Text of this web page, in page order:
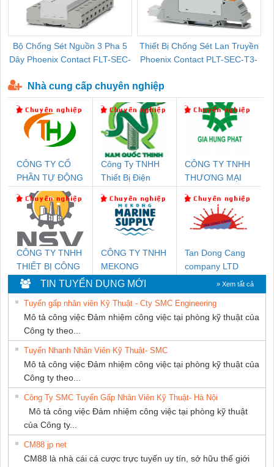
Bộ Chống Sét Nguồn 3 Pha 5
Dây Phoenix Contact FLT-SEC-
Thiết Bị Chống Sét Lan Truyền
Phoenix Contact PLT-SEC-T3-
Nhà cung cấp chuyên nghiệp
CÔNG TY CỔ
PHẦN TỰ ĐỘNG
TIẾN HƯNG
Công Ty TNHH
Thiết Bị Điện
CÔNG TY TNHH
THƯƠNG MẠI
THUẬT ĐIỆN CƠ
GIA HƯNG
PHÁT
CÔNG TY TNHH
THIẾT BỊ CÔNG
NGHIỆP NIHON
SETSUBI VIỆT
NAM
CÔNG TY TNHH
MEKONG
MARINE
SUPPLY
Tan Dong Cang
company LTD
TIN TUYỂN DỤNG MỚI » Xem tất cả
Tuyển gấp nhân viên Kỹ Thuật - Cty SMC Engineering
Mô tả công việc Đảm nhiệm công việc tại phòng kỹ thuật của
Công ty theo...
Tuyển Nhanh Nhân Viên Kỹ Thuật- SMC
Mô tả công việc Đảm nhiệm công việc tại phòng kỹ thuật của
Công ty theo...
Công Ty SMC Tuyển Gấp Nhân Viên Kỹ Thuật- Hà Nội
Mô tả công việc Đảm nhiệm công việc tại phòng kỹ thuật
của Công ty...
CM88 jp net
CM88 là nhà cái cá cược trực tuyến uy tín, sở hữu thế giới